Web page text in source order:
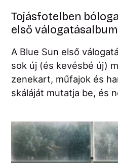
Tojásfotelben
első
A Blue Sun első
sok új (és kevésbé új)
zenekart, műfajok és
skáláját mutatja be, és